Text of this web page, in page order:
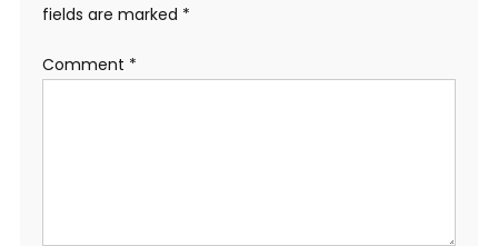
fields are marked *
Comment *